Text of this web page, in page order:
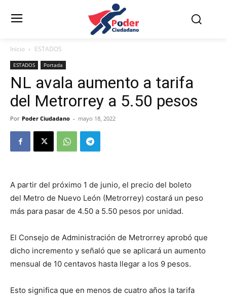
Inicio ESTADOS
ESTADOS Portada
NL avala aumento a tarifa
del Metrorrey a 5.50 pesos
Por Poder Ciudadano - mayo 18, 2022
A partir del próximo 1 de junio, el precio del boleto
del Metro de Nuevo León (Metrorrey) costará un peso
más para pasar de 4.50 a 5.50 pesos por unidad.
El Consejo de Administración de Metrorrey aprobó que
dicho incremento y señaló que se aplicará un aumento
mensual de 10 centavos hasta llegar a los 9 pesos.
Esto significa que en menos de cuatro años la tarifa